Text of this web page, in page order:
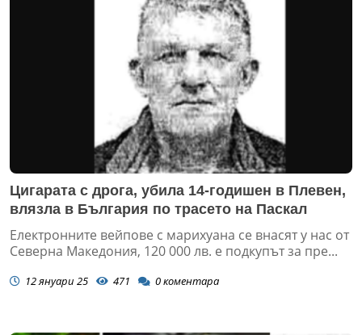
Цигарата с дрога, убила 14-годишен в Плевен,
влязла в България по трасето на Паскал
Електронните вейпове с марихуана се внасят у нас от
Северна Македония, 120 000 лв. е подкупът за пре...
12 януари 25 471 0коментара